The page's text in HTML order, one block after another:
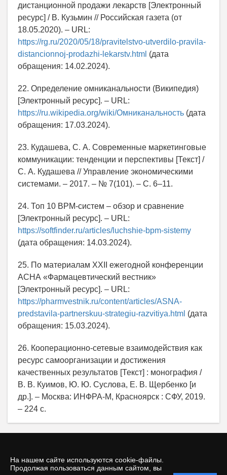
На нашем сайте используются cookie-файлы.
Продолжая пользоваться данным сайтом, вы
дистанционной продажи лекарств [Электронный
ресурс] / В. Кузьмин // Российская газета (от
18.05.2020). – URL:
https://rg.ru/2020/05/18/pravitelstvo-utverdilo-pravila-
distancionnoj-prodazhi-lekarstv.html (дата
обращения: 14.02.2024).
22. Определение омниканальности (Википедия)
[Электронный ресурс]. – URL:
https://ru.wikipedia.org/wiki/Омниканальность (дата
обращения: 17.03.2024).
23. Кудашева, С. А. Современные маркетинговые
коммуникации: тенденции и перспективы [Текст] /
С. А. Кудашева // Управление экономическими
системами. – 2017. – № 7(101). – С. 6–11.
24. Топ 10 BPM-систем – обзор и сравнение
[Электронный ресурс]. – URL:
https://softfinder.ru/articles/luchshie-bpm-sistemy
(дата обращения: 14.03.2024).
25. По материалам XXII ежегодной конференции
АСНА «Фармацевтический вестник»
[Электронный ресурс]. – URL:
https://pharmvestnik.ru/content/articles/ASNA-
predstavila-partnerskuu-strategiu-razvitiya.html (дата
обращения: 15.03.2024).
26. Кооперационно-сетевые взаимодействия как
ресурс самоорганизации и достижения
качественных результатов [Текст] : монография /
В. В. Куимов, Ю. Ю. Суслова, Е. В. Щербенко [и
др.]. – Москва: ИНФРА-М, Красноярск : СФУ, 2019.
– 224 с.